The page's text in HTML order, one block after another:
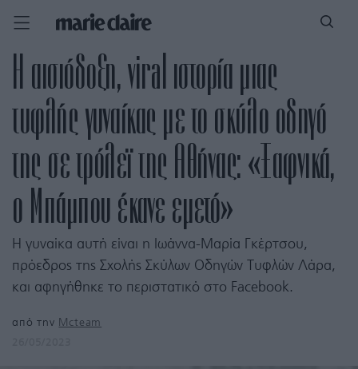
Η αισιόδοξη, viral ιστορία μιας
τυφλής γυναίκας με το σκύλο οδηγό
της σε τρόλεϊ της Αθήνας: «Ξαφνικά,
ο Μπάμπου έκανε εμετό»
Η γυναίκα αυτή είναι η Ιωάννα-Μαρία Γκέρτσου,
πρόεδρος της Σχολής Σκύλων Οδηγών Τυφλών Λάρα,
και αφηγήθηκε το περιστατικό στο Facebook.
από την Mcteam